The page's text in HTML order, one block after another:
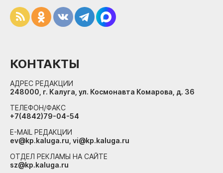
КОНТАКТЫ
АДРЕС РЕДАКЦИИ
248000, г. Калуга, ул. Космонавта Комарова, д. 36
ТЕЛЕФОН/ФАКС
+7(4842)79-04-54
E-MAIL РЕДАКЦИИ
ev@kp.kaluga.ru, vi@kp.kaluga.ru
ОТДЕЛ РЕКЛАМЫ НА САЙТЕ
sz@kp.kaluga.ru